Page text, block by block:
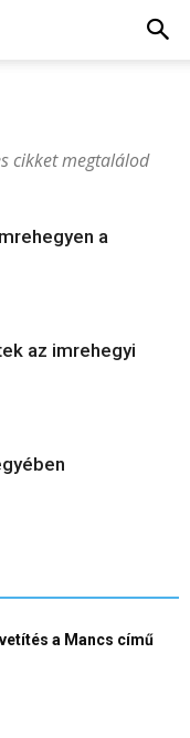
cikket megtalálod
a
az imrehegyi
a Mancs című